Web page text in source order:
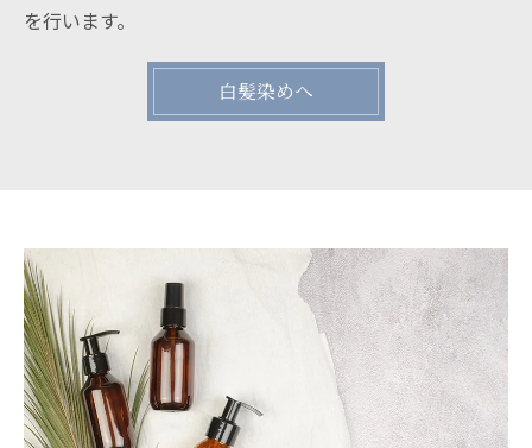
を行います。
白髪染めへ